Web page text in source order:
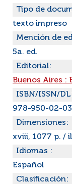
Tipo de
texto impreso
Mención de
5a. ed.
Editorial:
Buenos Aires :
ISBN/ISSN/
978-950-02-
Dimensiones:
xviii, 1077 p. /
Idiomas :
Español
Clasificación: